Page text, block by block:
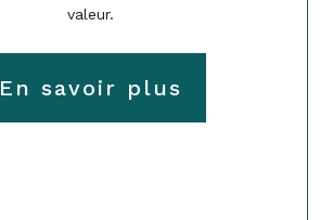
valeur.
En savoir plus